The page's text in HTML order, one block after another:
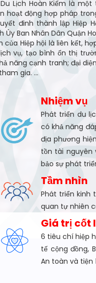
Du Lịch Hoàn Kiếm là
hoạt động hợp pháp
đinh thành lập Hiệp
Ủy Ban Nhân Dân Quận
của Hiệp hội là liên kết,
vụ, tạo bình ổn thị
năng cạnh tranh; đại
gia. ...
Nhiệm vụ
Phát triển du
có khả năng
địa phương
tồn tài nguyên
bảo sự phát
Tầm nhìn
Phát triển kinh
quan tự nhiên
Giá trị cốt
6 tiêu chí hiệp
tế cộng đồng,
An toàn và tiện